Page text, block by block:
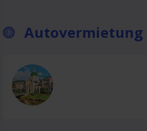
Autovermietung